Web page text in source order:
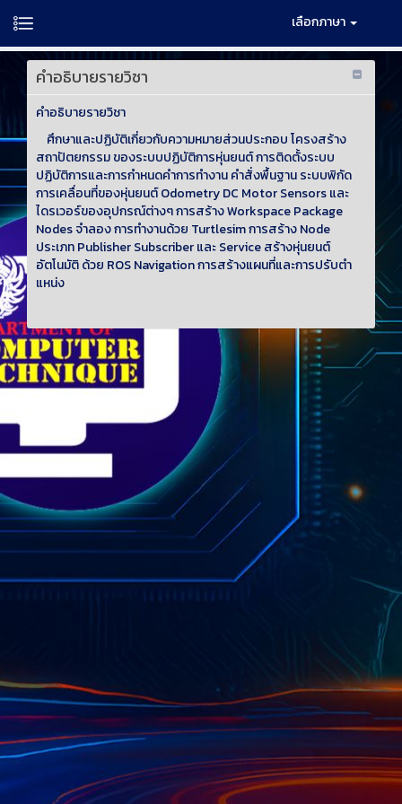
เลือกภาษา
คำอธิบายรายวิชา
คําอธิบายรายวิชา
ศึกษาและปฏิบัติเกี่ยวกับความหมายส่วนประกอบ โครงสร้าง
สถาปัตยกรรม ของระบบปฏิบัติการหุ่นยนต์ การติดตั้งระบบ
ปฏิบัติการและการกําหนดคำการทํางาน คําสั่งพื้นฐาน ระบบพิกัด
การเคลื่อนที่ของหุ่นยนต์ Odometry DC Motor Sensors และ
ไดรเวอร์ของอุปกรณ์ต่างๆ การสร้าง Workspace Package
Nodes จําลอง การทํางานด้วย Turtlesim การสร้าง Node
ประเภท Publisher Subscriber และ Service สร้างหุ่นยนต์
อัตโนมัติ ด้วย ROS Navigation การสร้างแผนที่และการปรับตํา
แหน่ง